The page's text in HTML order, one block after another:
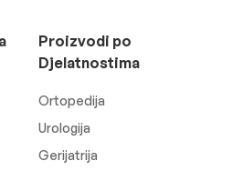
Proizvodi po
Djelatnostima
Ortopedija
Urologija
Gerijatrija